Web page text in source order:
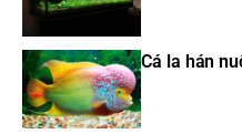
Cá la hán